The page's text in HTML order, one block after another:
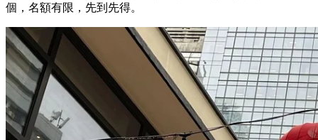
個，名額有限，先到先得。